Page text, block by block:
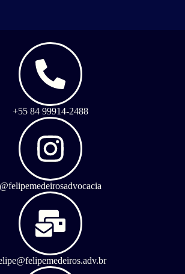
+55 84 99914-2488
@felipemedeirosadvocacia